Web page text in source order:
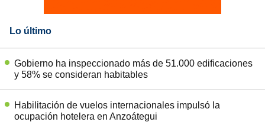
Lo último
Gobierno ha inspeccionado más de 51.000 edificaciones
y 58% se consideran habitables
Habilitación de vuelos internacionales impulsó la
ocupación hotelera en Anzoátegui